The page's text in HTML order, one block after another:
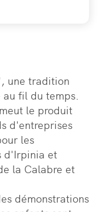
une tradition
au fil du temps.
le produit
d'entreprises
les
d'Irpinia et
la Calabre et
démonstrations